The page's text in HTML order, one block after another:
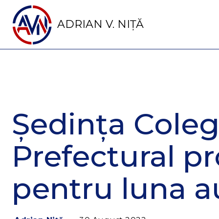
ADRIAN V. NIȚĂ
Ședința
Prefectural
pentru luna